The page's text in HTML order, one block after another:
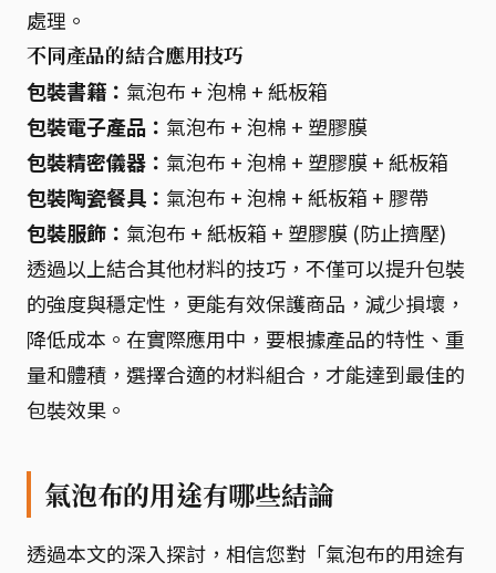
處理。
不同產品的結合應用技巧
包裝書籍： 氣泡布 + 泡棉 + 紙板箱
包裝電子產品： 氣泡布 + 泡棉 + 塑膠膜
包裝精密儀器： 氣泡布 + 泡棉 + 塑膠膜 + 紙板箱
包裝陶瓷餐具： 氣泡布 + 泡棉 + 紙板箱 + 膠帶
包裝服飾： 氣泡布 + 紙板箱 + 塑膠膜 (防止擠壓)
透過以上結合其他材料的技巧，不僅可以提升包裝
的強度與穩定性，更能有效保護商品，減少損壞，
降低成本。在實際應用中，要根據產品的特性、重
量和體積，選擇合適的材料組合，才能達到最佳的
包裝效果。
氣泡布的用途有哪些結論
透過本文的深入探討，相信您對「氣泡布的用途有